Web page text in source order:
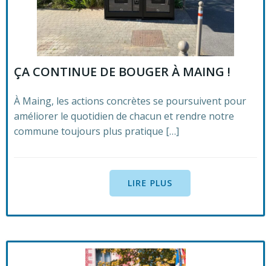
ÇA CONTINUE DE BOUGER À MAING !
À Maing, les actions concrètes se poursuivent pour
améliorer le quotidien de chacun et rendre notre
commune toujours plus pratique […]
LIRE PLUS